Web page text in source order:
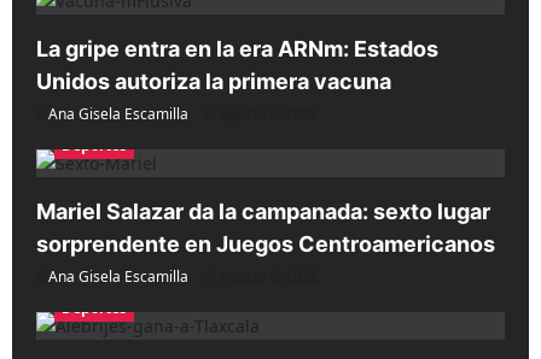
La gripe entra en la era ARNm: Estados
Unidos autoriza la primera vacuna
Ana Gisela Escamilla
Deportes
Mariel Salazar da la campanada: sexto lugar
sorprendente en Juegos Centroamericanos
Ana Gisela Escamilla
Deportes